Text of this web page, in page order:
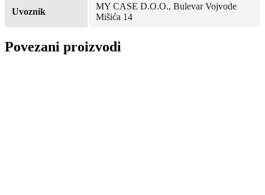
Uvoznik
MY CASE D.O.O., Bulevar Vojvode
Mišića 14
Povezani proizvodi